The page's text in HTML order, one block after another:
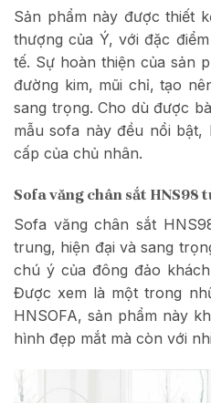
Sản phẩm này được thiết
thượng của Ý, với đặc
tế. Sự hoàn thiện của sản
đường kim, mũi chỉ, tạo
sang trọng. Cho dù được
mẫu sofa này đều nổi bật,
cấp của chủ nhân.
Sofa văng chân sắt HNS98
Sofa văng chân sắt
trung, hiện đại và sang
chú ý của đông đảo
Được xem là một trong
HNSOFA, sản phẩm này
hình đẹp mắt mà còn với